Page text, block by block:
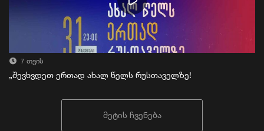
7 თვის
„შევხვდეთ ერთად ახალ წელს რუსთაველზე!
მეტის ჩვენება